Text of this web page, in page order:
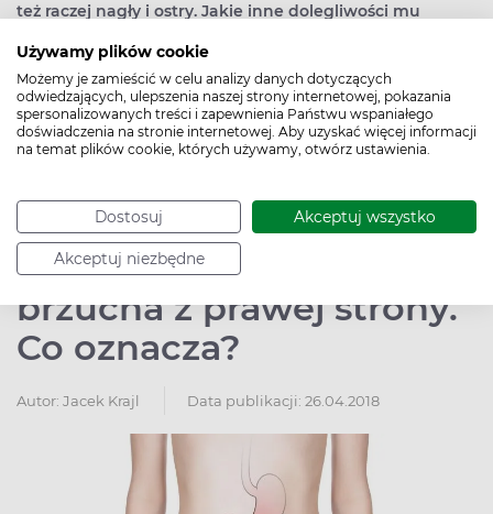
Używamy plików cookie
Możemy je zamieścić w celu analizy danych dotyczących
odwiedzających, ulepszenia naszej strony internetowej, pokazania
spersonalizowanych treści i zapewnienia Państwu wspaniałego
doświadczenia na stronie internetowej. Aby uzyskać więcej informacji
na temat plików cookie, których używamy, otwórz ustawienia.
Dostosuj Akceptuj wszystko
Akceptuj niezbędne
też raczej nagły i ostry. Jakie inne dolegliwości mu
snu). Czy jest większy w dzień czy w nocy.
Czytaj więcej
Ból brzucha z lewej
strony, ból żołądka, ból
brzucha z prawej strony.
Co oznacza?
Autor: Jacek Krajl Data publikacji: 26.04.2018